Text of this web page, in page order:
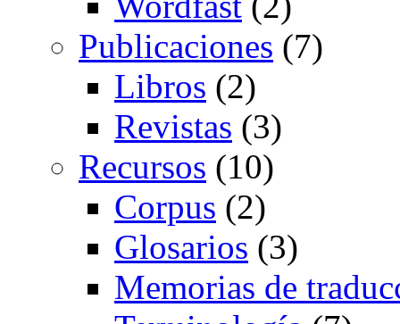
Publicaciones (7)
Libros (2)
Revistas (3)
Recursos (10)
Corpus (2)
Glosarios (3)
Memorias de